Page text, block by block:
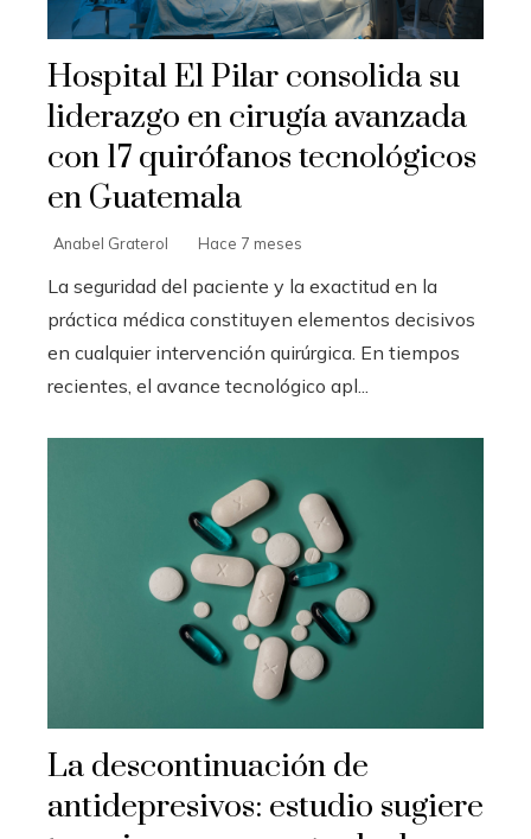
Hospital El Pilar consolida su
liderazgo en cirugía avanzada
con 17 quirófanos tecnológicos
en Guatemala
Anabel Graterol Hace 7 meses
La seguridad del paciente y la exactitud en la
práctica médica constituyen elementos decisivos
en cualquier intervención quirúrgica. En tiempos
recientes, el avance tecnológico apl...
La descontinuación de
antidepresivos: estudio sugiere